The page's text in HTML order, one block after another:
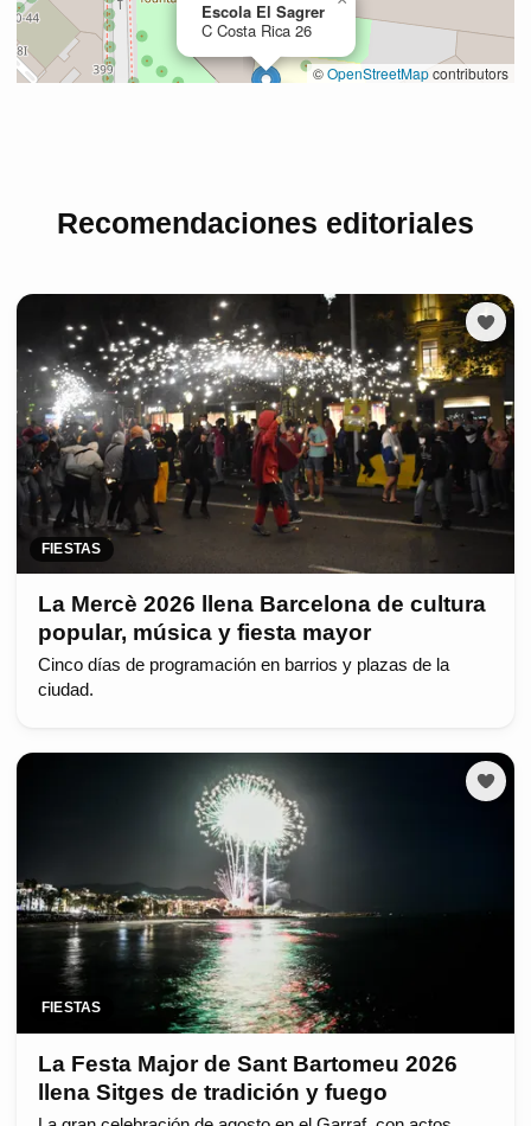
Recomendaciones editoriales
FIESTAS
La Mercè 2026 llena Barcelona de cultura
popular, música y fiesta mayor
Cinco días de programación en barrios y plazas de la
ciudad.
FIESTAS
La Festa Major de Sant Bartomeu 2026
llena Sitges de tradición y fuego